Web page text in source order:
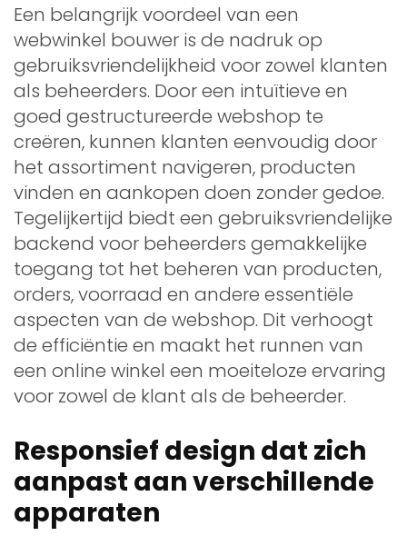
Een belangrijk voordeel van een
webwinkel bouwer is de nadruk op
gebruiksvriendelijkheid voor zowel klanten
als beheerders. Door een intuïtieve en
goed gestructureerde webshop te
creëren, kunnen klanten eenvoudig door
het assortiment navigeren, producten
vinden en aankopen doen zonder gedoe.
Tegelijkertijd biedt een gebruiksvriendelijke
backend voor beheerders gemakkelijke
toegang tot het beheren van producten,
orders, voorraad en andere essentiële
aspecten van de webshop. Dit verhoogt
de efficiëntie en maakt het runnen van
een online winkel een moeiteloze ervaring
voor zowel de klant als de beheerder.
Responsief design dat zich
aanpast aan verschillende
apparaten